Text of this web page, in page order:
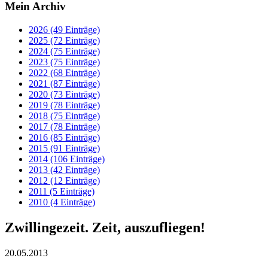
Mein Archiv
2026 (49 Einträge)
2025 (72 Einträge)
2024 (75 Einträge)
2023 (75 Einträge)
2022 (68 Einträge)
2021 (87 Einträge)
2020 (73 Einträge)
2019 (78 Einträge)
2018 (75 Einträge)
2017 (78 Einträge)
2016 (85 Einträge)
2015 (91 Einträge)
2014 (106 Einträge)
2013 (42 Einträge)
2012 (12 Einträge)
2011 (5 Einträge)
2010 (4 Einträge)
Zwillingezeit. Zeit, auszufliegen!
20.05.2013